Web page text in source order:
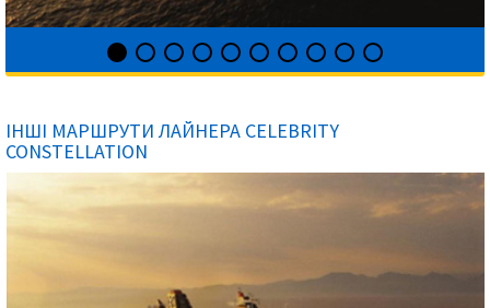
ІНШІ МАРШРУТИ ЛАЙНЕРА CELEBRITY
CONSTELLATION